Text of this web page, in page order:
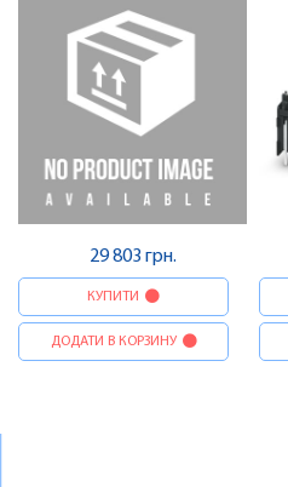
Pheonix Contact
29 803 грн.
КУПИТИ
ДОДАТИ В КОРЗИНУ